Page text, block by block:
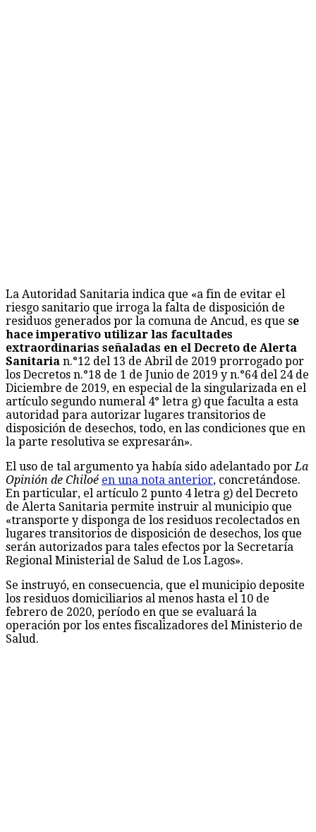
La Autoridad Sanitaria indica que «a fin de evitar el
riesgo sanitario que irroga la falta de disposición de
residuos generados por la comuna de Ancud, es que se
hace imperativo utilizar las facultades
extraordinarias señaladas en el Decreto de Alerta
Sanitaria n.°12 del 13 de Abril de 2019 prorrogado por
los Decretos n.°18 de 1 de Junio de 2019 y n.°64 del 24 de
Diciembre de 2019, en especial de la singularizada en el
artículo segundo numeral 4° letra g) que faculta a esta
autoridad para autorizar lugares transitorios de
disposición de desechos, todo, en las condiciones que en
la parte resolutiva se expresarán».
El uso de tal argumento ya había sido adelantado por La
Opinión de Chiloé en una nota anterior, concretándose.
En particular, el artículo 2 punto 4 letra g) del Decreto
de Alerta Sanitaria permite instruir al municipio que
«transporte y disponga de los residuos recolectados en
lugares transitorios de disposición de desechos, los que
serán autorizados para tales efectos por la Secretaría
Regional Ministerial de Salud de Los Lagos».
Se instruyó, en consecuencia, que el municipio deposite
los residuos domiciliarios al menos hasta el 10 de
febrero de 2020, período en que se evaluará la
operación por los entes fiscalizadores del Ministerio de
Salud.